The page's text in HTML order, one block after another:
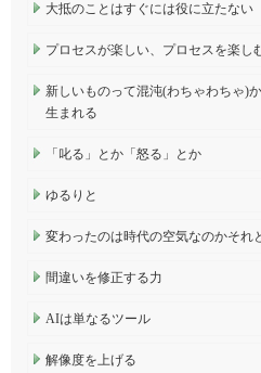
大抵のことはすぐには役に立たない
プロセスが楽しい、プロセスを楽し
新しいものって混沌(わちゃわちゃ)
生まれる
「叱る」とか「怒る」とか
ゆるりと
変わったのは時代の空気なのかそれ
間違いを修正する力
AIは単なるツール
解像度を上げる